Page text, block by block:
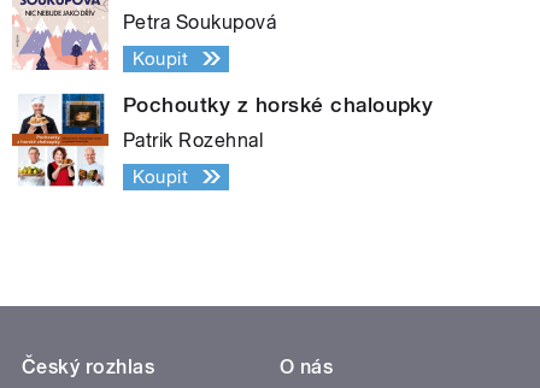
Petra Soukupová
Koupit
Pochoutky z horské chaloupky
Patrik Rozehnal
Koupit
Český rozhlas
O nás